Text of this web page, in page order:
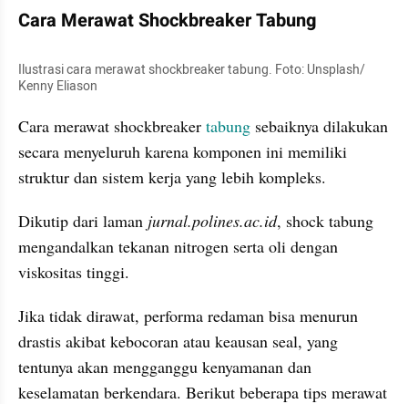
Cara Merawat Shockbreaker Tabung
Ilustrasi cara merawat shockbreaker tabung. Foto: Unsplash/
Kenny Eliason
Cara merawat shockbreaker tabung sebaiknya dilakukan
secara menyeluruh karena komponen ini memiliki
struktur dan sistem kerja yang lebih kompleks.
Dikutip dari laman jurnal.polines.ac.id, shock tabung
mengandalkan tekanan nitrogen serta oli dengan
viskositas tinggi.
Jika tidak dirawat, performa redaman bisa menurun
drastis akibat kebocoran atau keausan seal, yang
tentunya akan mengganggu kenyamanan dan
keselamatan berkendara. Berikut beberapa tips merawat